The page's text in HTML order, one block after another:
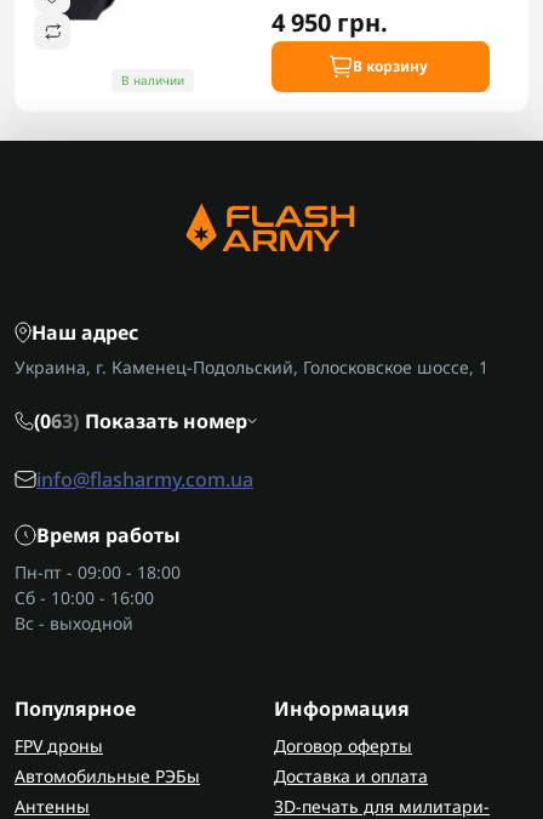
В наличии
4 950 грн.
В корзину
Наш адрес
Украина, г. Каменец-Подольский, Голосковское шоссе, 1
(063) Показать номер
info@flasharmy.com.ua
Время работы
Пн-пт - 09:00 - 18:00
Сб - 10:00 - 16:00
Вс - выходной
Популярное
FPV дроны
Автомобильные РЭБы
Антенны
Информация
Договор оферты
Доставка и оплата
3D-печать для милитари-